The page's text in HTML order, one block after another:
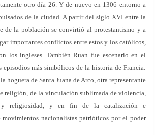
otro día 26. Y de nuevo en 1306 entorno a
de la ciudad. A partir del siglo XVI entre la
de la población se convirtió al protestantismo y a
importantes conflictos entre estos y los católicos,
los ingleses. También Ruan fue escenario en el
más simbólicos de la historia de Francia:
hoguera de Santa Juana de Arco, otra representante
religión, de la vinculación sublimada de violencia,
y religiosidad, y en fin de la catalización e
nacionalistas patrióticos por el poder